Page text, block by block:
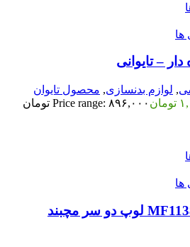
ها
– تایوانی
, لوازم بدنسازی, محصول تایوان
تومان
Price range: ۸۹۶,۰۰۰ تومان
ها
MF1138 – BLACK LARGE لوپ دو سر مچبند